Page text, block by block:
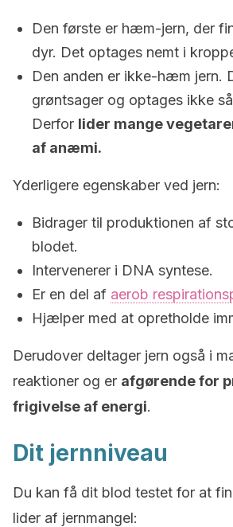
Den første er hæm-jern, der
dyr. Det optages nemt i
Den anden er ikke-hæm jern.
grøntsager og optages ikke
Derfor lider mange
af anæmi.
Yderligere egenskaber ved jern:
Bidrager til produktionen af
blodet.
Intervenerer i DNA syntese.
Er en del af aerob
Hjælper med at opretholde
Derudover deltager jern også i
reaktioner og er afgørende for
frigivelse af energi.
Dit jernniveau
Du kan få dit blod testet for at
lider af jernmangel: